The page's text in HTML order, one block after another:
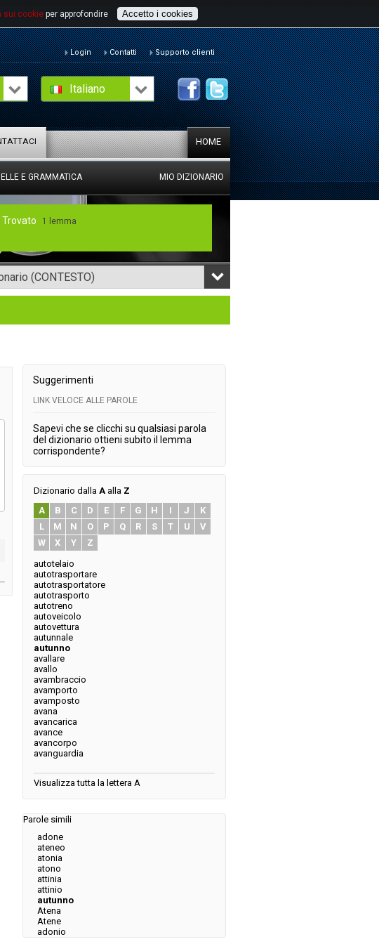
sui cookie per approfondire Accetto i cookies
Italiano
Login Contatti Supporto clienti
HOME
E GRAMMATICA MIO DIZIONARIO
(CONTESTO)
Trovato 1 lemma
Suggerimenti
LINK VELOCE ALLE PAROLE
Sapevi che se clicchi su qualsiasi parola
del dizionario ottieni subito il lemma
corrispondente?
Dizionario dalla A alla Z
A
B C D E F G H I J
K
L
M N O P Q R S T U
V
W
X Y
Z
autotelaio
autotrasportare
autotrasportatore
autotrasporto
autotreno
autoveicolo
autovettura
autunnale
autunno
avallare
avallo
avambraccio
avamporto
avamposto
avana
avancarica
avance
avancorpo
avanguardia
Visualizza tutta la lettera A
Parole simili
adone
ateneo
atonia
atono
attinia
attinio
autunno
Atena
Atene
adonio